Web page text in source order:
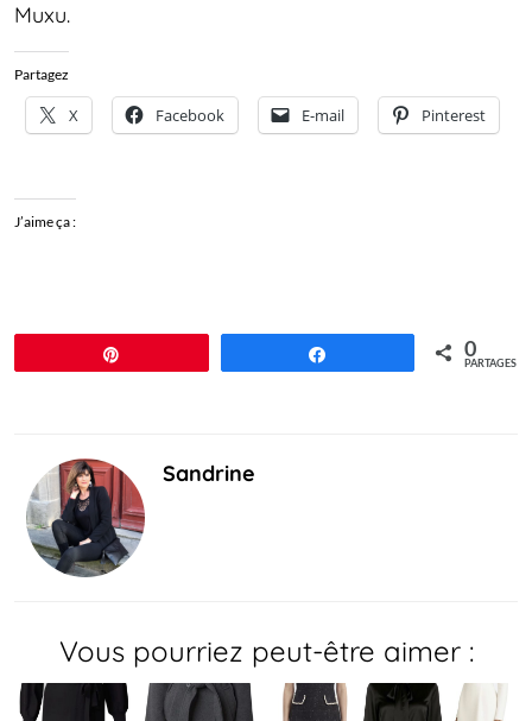
Muxu.
Partagez
X Facebook E-mail Pinterest
J’aime ça :
0
PARTAGES
Sandrine
Vous pourriez peut-être aimer :